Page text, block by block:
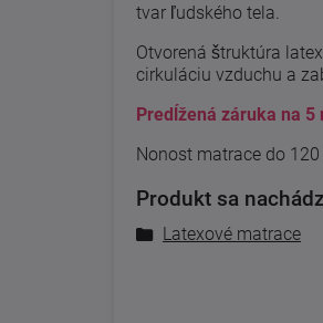
tvar ľudského tela.
Otvorená štruktúra
cirkuláciu vzduchu a
Predĺžená záruka na 5
Nonost matrace do
Produkt sa
Latexové matrace